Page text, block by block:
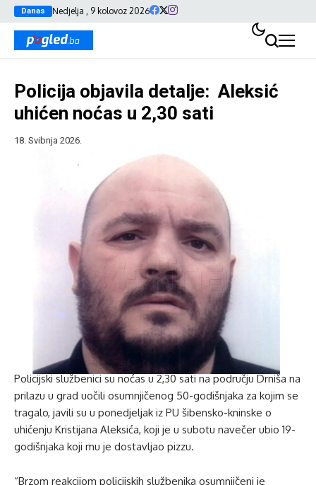
Danas Nedjelja , 9 kolovoz 2026
Policija objavila detalje: Aleksić
uhićen noćas u 2,30 sati
18. Svibnja 2026.
Policijski službenici su noćas u 2,30 sati na području Drniša na
prilazu u grad uočili osumnjičenog 50-godišnjaka za kojim se
tragalo, javili su u ponedjeljak iz PU šibensko-kninske o
uhićenju Kristijana Aleksića, koji je u subotu navečer ubio 19-
godišnjaka koji mu je dostavljao pizzu.
“Brzom reakcijom policijskih službenika osumnjičeni je